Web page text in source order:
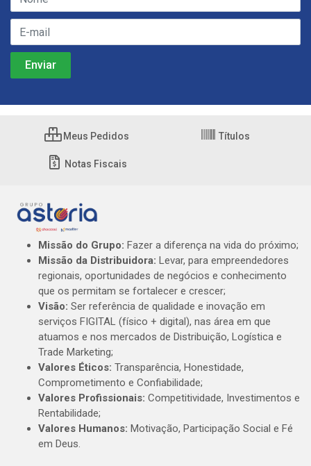
Meus Pedidos Títulos
Notas Fiscais
Missão do Grupo: Fazer a diferença na vida do próximo;
Missão da Distribuidora: Levar, para empreendedores
regionais, oportunidades de negócios e conhecimento
que os permitam se fortalecer e crescer;
Visão: Ser referência de qualidade e inovação em
serviços FIGITAL (físico + digital), nas área em que
atuamos e nos mercados de Distribuição, Logística e
Trade Marketing;
Valores Éticos: Transparência, Honestidade,
Comprometimento e Confiabilidade;
Valores Profissionais: Competitividade, Investimentos e
Rentabilidade;
Valores Humanos: Motivação, Participação Social e Fé
em Deus.